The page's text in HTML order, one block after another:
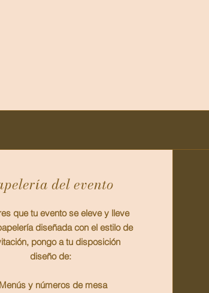
del evento
que tu evento se eleve y lleve
diseñada con el estilo de
pongo a tu disposición
diseño de:
y números de mesa